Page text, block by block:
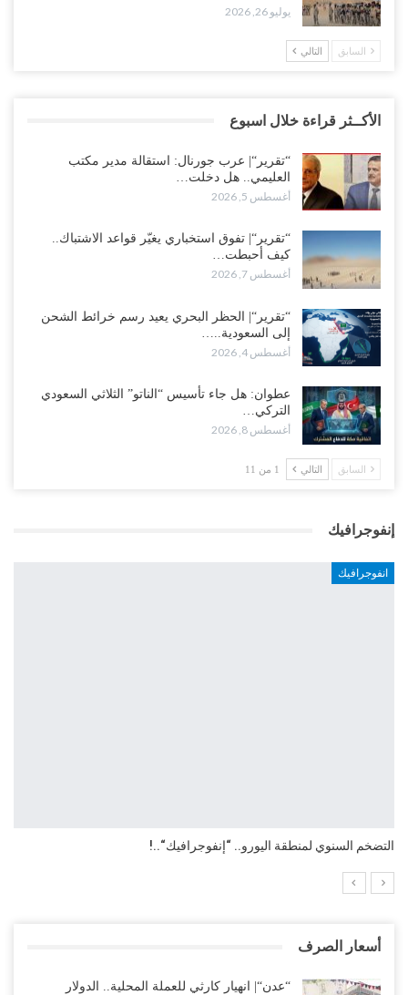
يوليو 26, 2026
السابق التالي
الأكــثر قراءة خلال اسبوع
“تقرير“| عرب جورنال: استقالة مدير مكتب
العليمي.. هل دخلت…
أغسطس 5, 2026
“تقرير“| تفوق استخباري يغيّر قواعد الاشتباك..
كيف أحبطت…
أغسطس 7, 2026
“تقرير“| الحظر البحري يعيد رسم خرائط الشحن
إلى السعودية..…
أغسطس 4, 2026
عطوان: هل جاء تأسيس “الناتو” الثلاثي السعودي
التركي…
أغسطس 8, 2026
السابق التالي 1 من 11
إنفوجرافيك
انفوجرافيك
التضخم السنوي لمنطقة اليورو.. “إنفوجرافيك“..!
أسعار الصرف
“عدن“| انهيار كارثي للعملة المحلية.. الدولار